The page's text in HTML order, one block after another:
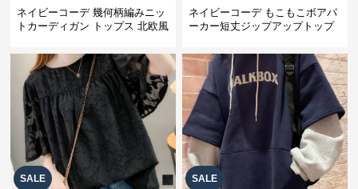
ネイビーコーデ 幾何柄編みニッ
トカーディガン トップス 北欧風
ネイビーコーデ もこもこボアパ
ーカー短丈ジップアップトップ
SALE SALE